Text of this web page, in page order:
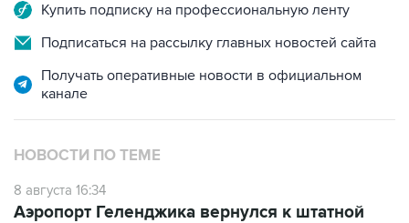
Купить подписку на профессиональную ленту
Подписаться на рассылку главных новостей сайта
Получать оперативные новости в официальном
канале
НОВОСТИ ПО ТЕМЕ
8 августа 16:34
Аэропорт Геленджика вернулся к штатной